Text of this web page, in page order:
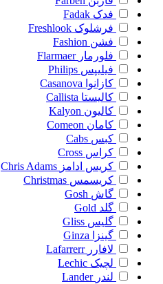
فدک Fadak
فرشلوک Freshlook
فشن Fashion
فلورمار Flarmaer
فیلیپس Philips
کازانوا Casanova
کالیستا Callista
کالیون Kalyon
کامان Comeon
کبس Cabs
کراس Cross
کریس ادامز Chris Adams
کریسمس Christmas
گاش Gosh
گلد Gold
گلیس Gliss
گینزا
Ginza
لافارر Lafarrerr
لچیک Lechic
لندر Lander